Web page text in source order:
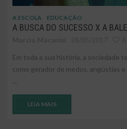
A ESCOLA EDUCAÇÃO
A BUSCA DO SUCESSO X A
Em toda a sua história, a sociedade
como gerador de medos, angústias
...
LEIA MAIS